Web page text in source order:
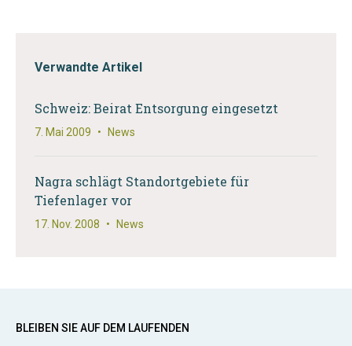
Verwandte Artikel
Schweiz: Beirat Entsorgung eingesetzt
7. Mai 2009 • News
Nagra schlägt Standortgebiete für
Tiefenlager vor
17. Nov. 2008 • News
BLEIBEN SIE AUF DEM LAUFENDEN